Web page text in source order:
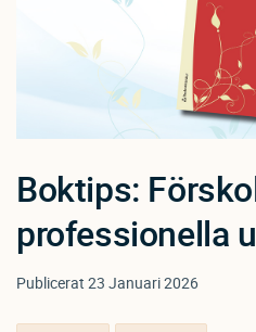
Boktips:
professionella
Publicerat 23 Januari 2026